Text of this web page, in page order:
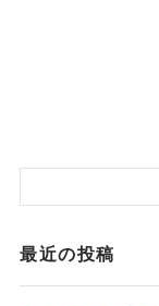
最近の投稿